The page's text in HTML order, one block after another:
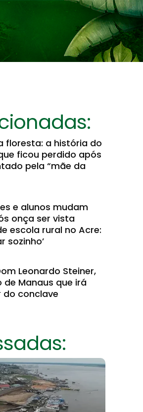
floresta: a história do
ficou perdido após
pela “mãe da
e alunos mudam
onça ser vista
escola rural no Acre:
sozinho’
Leonardo Steiner,
de Manaus que irá
conclave